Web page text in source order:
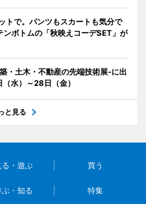
トで。パンツもスカートも気分で
ボトムの「秋映えコーデSET」が
・土木・不動産の先端技術展-に出
水）～28日（金）
と見る
る・遊ぶ 買う
ぶ・知る 特集